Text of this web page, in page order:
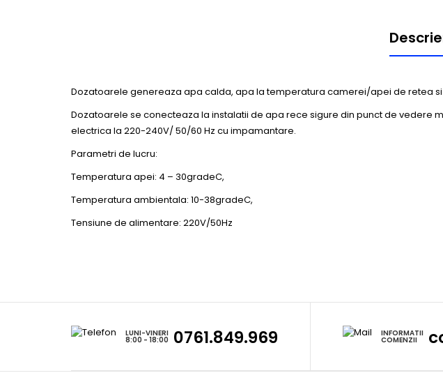
Dozatoarele genereaza apa calda, apa la temperatura camerei/apei de retea
Dozatoarele se conecteaza la instalatii de apa rece sigure din punct de vedere
electrica la 220-240V/ 50/60 Hz cu impamantare.
Parametri de lucru:
Temperatura apei: 4 – 30gradeC,
Temperatura ambientala: 10-38gradeC,
Tensiune de alimentare: 220V/50Hz
LUNI-VINERI
8:00 - 18:00 0761.849.969 INFORMATII
COMENZII